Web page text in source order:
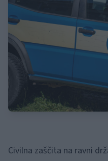
Civilna zaščita na ravni